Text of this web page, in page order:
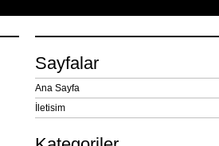
Sayfalar
Ana Sayfa
İletisim